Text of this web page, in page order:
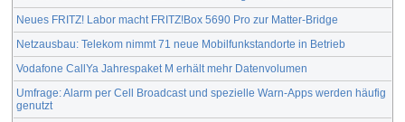
Neues FRITZ! Labor macht FRITZ!Box 5690 Pro zur Matter-Bridge
Netzausbau: Telekom nimmt 71 neue Mobilfunkstandorte in Betrieb
Vodafone CallYa Jahrespaket M erhält mehr Datenvolumen
Umfrage: Alarm per Cell Broadcast und spezielle Warn-Apps werden häufig
genutzt